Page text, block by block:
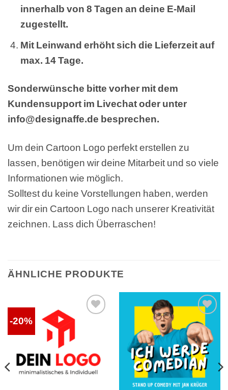
innerhalb von 8 Tagen an deine E-Mail
zugestellt.
Mit Leinwand erhöht sich die Lieferzeit auf
max. 14 Tage.
Sonderwünsche bitte vorher mit dem
Kundensupport im Livechat oder unter
info@designaffe.de besprechen.
Um dein Cartoon Logo perfekt erstellen zu
lassen, benötigen wir deine Mitarbeit und so viele
Informationen wie möglich.
Solltest du keine Vorstellungen haben, werden
wir dir ein Cartoon Logo nach unserer Kreativität
zeichnen. Lass dich Überraschen!
ÄHNLICHE PRODUKTE
-20%
Wunschliste
Auf die
Wunschliste